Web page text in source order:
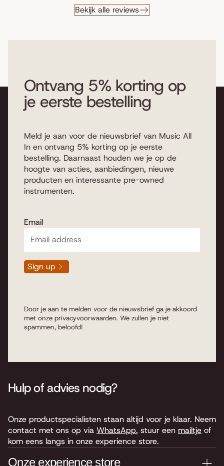
Bekijk alle reviews
Ontvang 5% korting op
je eerste bestelling
Meld je aan voor de nieuwsbrief van Music All
In en ontvang 5% korting op je eerste
bestelling. Daarnaast houden we je op de
hoogte van acties, aanbiedingen, nieuwe
producten en interessante pre-owned
instrumenten.
Email
Sign up
Door je aan te melden voor de nieuwsbrief ga je akkoord
met onze privacyvoorwaarden. We zullen je niet
spammen, beloofd!
Hulp of advies nodig?
Onze productspecialisten staan altijd voor je klaar. Neem
contact met ons op via WhatsApp, stuur een mailtje of
kom eens langs in onze experience store.
Onze experience store